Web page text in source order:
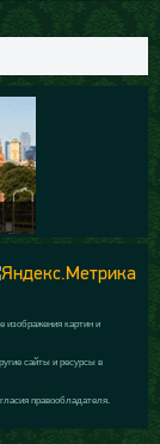
изображения картин и
сайты и ресурсы в
правообладателя.